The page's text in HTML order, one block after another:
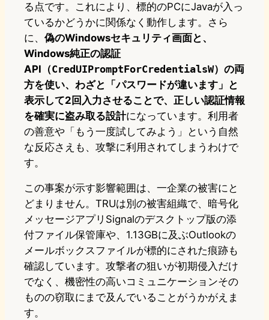
る点です。これにより、標的のPCにJavaが入っ
ているかどうかに関係なく動作します。さら
に、 偽のWindowsセキュリティ画面と、
Windows純正の認証
API（CredUIPromptForCredentialsW）の両
方を使い、わざと「パスワードが違います」と
表示して2回入力させることで、正しい認証情報
を確実に盗み取る設計になっています。利用者
の善意や「もう一度試してみよう」という自然
な反応さえも、攻撃に利用されてしまうわけで
す。
この事案が示す影響範囲は、一企業の被害にと
どまりません。TRUは別の被害組織で、暗号化
メッセージアプリSignalのデスクトップ版の添
付ファイル保管庫や、1.13GBに及ぶOutlookの
メールボックスファイルが標的にされた痕跡も
確認しています。攻撃者の狙いが初期侵入だけ
でなく、機密性の高いコミュニケーションその
ものの窃取にまで及んでいることがうかがえま
す。